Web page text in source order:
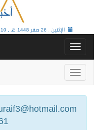
الإثنين , 26 صفر 1448 هـ , 10 أغسطس 2026 م |